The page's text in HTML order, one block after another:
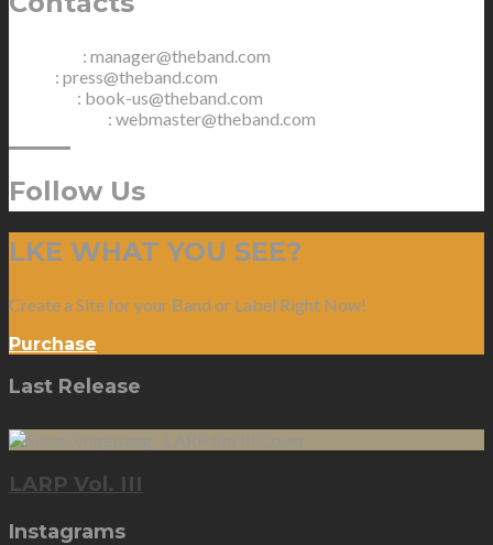
: manager@theband.com
: press@theband.com
: book-us@theband.com
: webmaster@theband.com
Follow Us
LKE WHAT YOU SEE?
Create a Site for your Band or Label Right Now!
Purchase
Last Release
LARP Vol. III
Instagrams